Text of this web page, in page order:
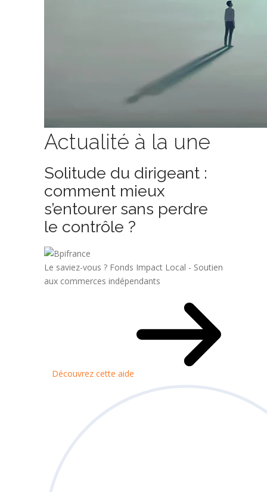
Actualité à la une
Solitude du dirigeant :
comment mieux
s’entourer sans perdre
le contrôle ?
Le saviez-vous ? Fonds Impact Local - Soutien
aux commerces indépendants
Découvrez cette aide